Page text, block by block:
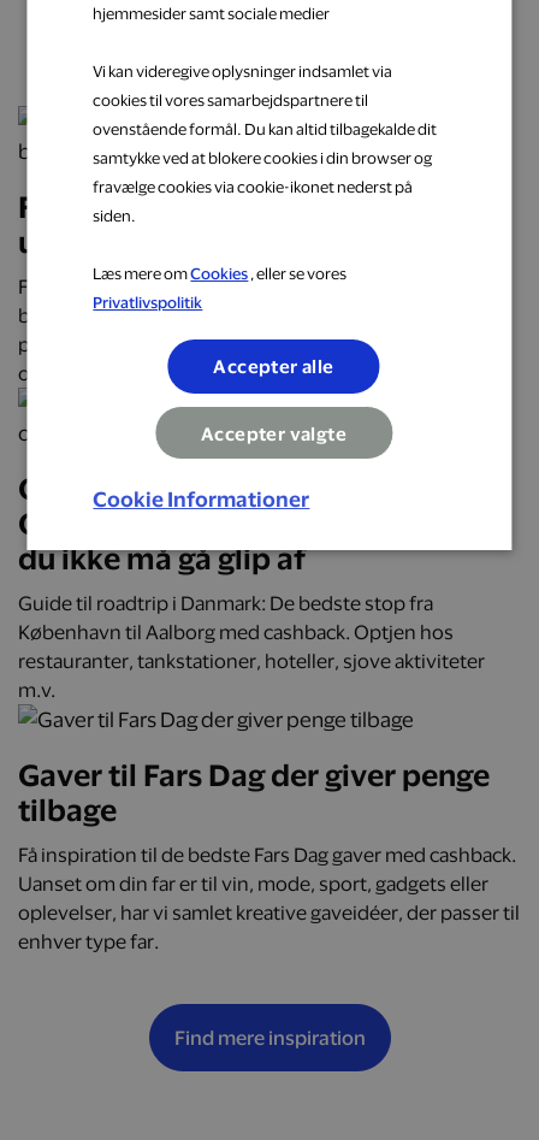
næste oplevelse
Få cashback på hverdagens
udgifter hos populære brands
Få cashback på hverdagens udgifter hos over 2.000
butikker, restauranter og webshops. Optjen automatisk
penge tilbage på alt fra mad og transport til mode, bolig
og faste abonnementer.
Oplev Danmark på roadtrip:
Oplevelser, mad og overnatninger,
du ikke må gå glip af
Guide til roadtrip i Danmark: De bedste stop fra
København til Aalborg med cashback. Optjen hos
restauranter, tankstationer, hoteller, sjove aktiviteter
m.v.
Gaver til Fars Dag der giver penge
tilbage
Få inspiration til de bedste Fars Dag gaver med cashback.
Uanset om din far er til vin, mode, sport, gadgets eller
oplevelser, har vi samlet kreative gaveidéer, der passer til
enhver type far.
Find mere inspiration
hjemmesider samt sociale medier
Vi kan videregive oplysninger indsamlet via
cookies til vores samarbejdspartnere til
ovenstående formål. Du kan altid tilbagekalde dit
samtykke ved at blokere cookies i din browser og
fravælge cookies via cookie-ikonet nederst på
siden.
Læs mere omCookies , eller se vores
Privatlivspolitik
Accepter alle
Accepter valgte
Cookie Informationer